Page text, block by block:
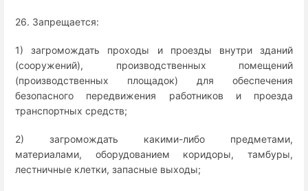
26. Запрещается:
1) загромождать проходы и проезды внутри зданий
(сооружений), производственных помещений
(производственных площадок) для обеспечения
безопасного передвижения работников и проезда
транспортных средств;
2) загромождать какими-либо предметами,
материалами, оборудованием коридоры, тамбуры,
лестничные клетки, запасные выходы;